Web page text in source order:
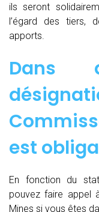
ils seront
l’égard des tiers,
apports.
Dans
est
En fonction du
pouvez faire appel
Mines si vous êtes